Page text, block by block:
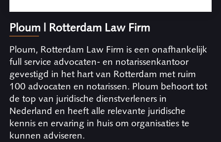
Ploum | Rotterdam Law Firm
Ploum, Rotterdam Law Firm is een onafhankelijk
full service advocaten- en notarissenkantoor
gevestigd in het hart van Rotterdam met ruim
100 advocaten en notarissen. Ploum behoort tot
de top van juridische dienstverleners in
Nederland en heeft alle relevante juridische
kennis en ervaring in huis om organisaties te
kunnen adviseren.